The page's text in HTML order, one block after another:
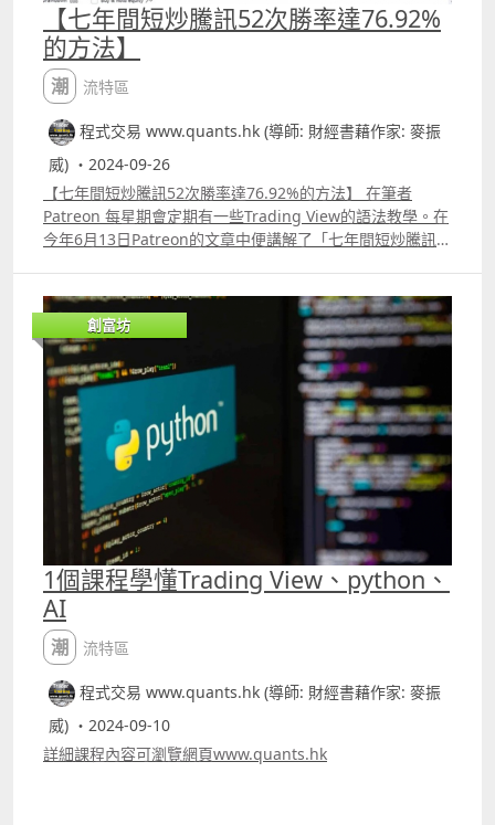
【七年間短炒騰訊52次勝率達76.92%
的方法】
潮流特區
程式交易 www.quants.hk (導師: 財經書藉作家: 麥振
威) ・2024-09-26
【七年間短炒騰訊52次勝率達76.92%的方法】 在筆者
Patreon 每星期會定期有一些Trading View的語法教學。在
今年6月13日Patreon的文章中便講解了「七年間短炒騰訊
114.57%，即使只買入10萬港元，大約能獲利114570港
元。但對很多人來說這根本不可能的。例如在2022年也有很
多機構多次增持騰訊，但騰訊股價在低位徘徊不前，到了
2023年初便沽貨離場。 要長期持有一隻股票真的要很有
「耐性」，這點真的並非每個人都做到，巴菲特被視為大
師，最大原因是他真的大部份時間也「坐得穩」。筆者今天
並非要教長期持有股票的好處，既然我們沒有辨法也沒有能
力長期持有一隻股票，透過短炒又能否有較好的回報 文章中
介紹的就是專用作炒騰訊的方法。若運用30分鐘圖表，由
2017年1月3日至今的回報有78.22%，同樣投入10萬港元，
回報約78222.6港元，期間交易了52次，獲利的有40次，勝
率大約76.92%，平均每次交易持倉時間約413支bar。 若用
30分鐘圖，平均持倉時間大約1個月左右，這樣應更合符人
性，因為若要持倉長達七年，連很多專家都做不到，但一般
散戶要持倉1個月較容易處理。pinescript 代碼在patreon
內容可找到 筆者patreon
httpswww.patreon.comquantshk
創富坊
1個課程學懂Trading View、python、
AI
潮流特區
程式交易 www.quants.hk (導師: 財經書藉作家: 麥振
威) ・2024-09-10
詳細課程內容可瀏覽網頁www.quants.hk